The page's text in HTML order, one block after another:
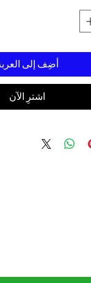
أضِف إلى
اشترِ الآن